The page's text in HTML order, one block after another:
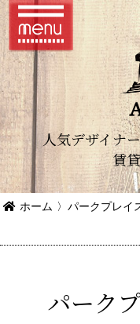
人気デザイナ
賃
ホーム 〉パークプレイ
パーク